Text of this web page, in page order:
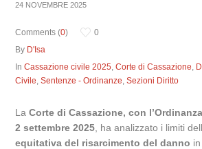
24 NOVEMBRE 2025
Comments (0)
0
By D'Isa
InCassazione civile 2025,Corte di Cassazione,
Civile,Sentenze - Ordinanze,Sezioni Diritto
LaCorte di Cassazione, con
2 settembre 2025 , ha analizzato i limiti
equitativa del risarcimento del danno